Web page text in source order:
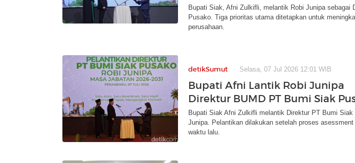
Bupati Siak, Afni Zulkifli, melantik Robi Junipa sebagai
Pusako. Tiga prioritas utama ditetapkan untuk
perusahaan.
detikSumut Selasa, 07 Jul 2026 12:01 WIB
Bupati Afni Lantik Robi Junipa
Direktur BUMD PT Bumi Siak
Bupati Siak Afni Zulkifli melantik Direktur PT Bumi
Junipa. Pelantikan dilakukan setelah proses
waktu lalu.